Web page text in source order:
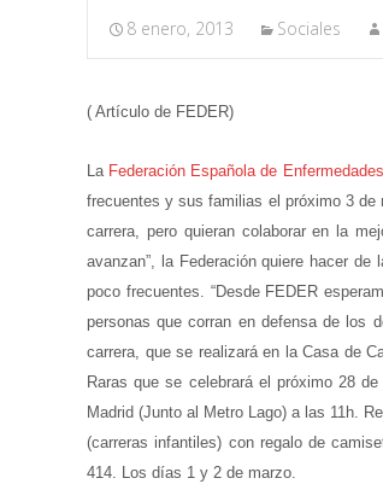
8 enero, 2013 Sociales
( Artículo de FEDER)
LaFederación Española de
frecuentes y sus familias el próximo 3 de
carrera, pero quieran colaborar en la
avanzan”, la Federación quiere hacer
poco frecuentes. “Desde FEDER
personas que corran en defensa de los
carrera, que se realizará en la Casa de
Raras que se celebrará el próximo 28
Madrid (Junto al Metro Lago) a las 11h.
(carreras infantiles) con regalo de
414. Los días 1 y 2 de marzo.